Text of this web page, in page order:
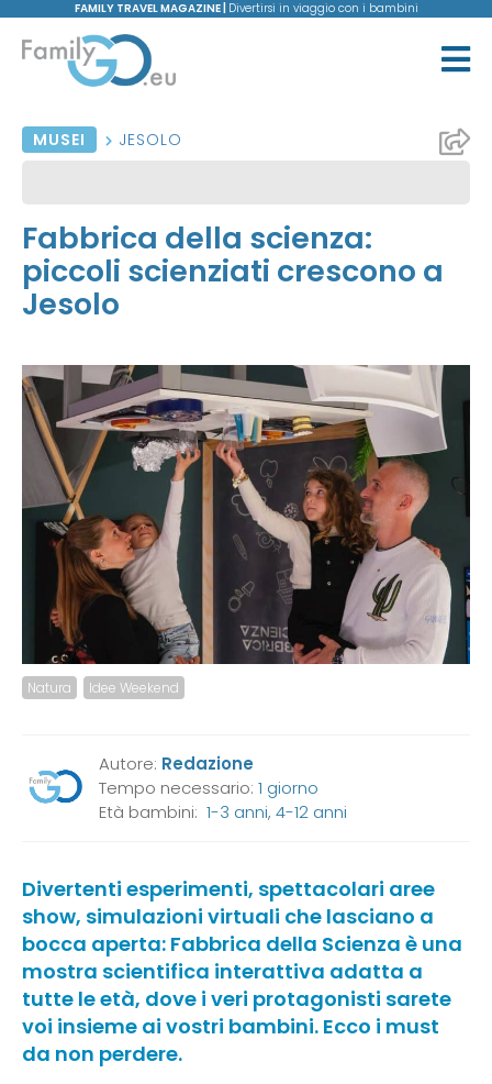
FAMILY TRAVEL MAGAZINE | Divertirsi in viaggio con i bambini
MUSEI JESOLO
Fabbrica della scienza:
piccoli scienziati crescono a
Jesolo
Natura Idee Weekend
Autore: Redazione
Tempo necessario: 1 giorno
Età bambini: 1-3 anni, 4-12 anni
Divertenti esperimenti, spettacolari aree
show, simulazioni virtuali che lasciano a
bocca aperta: Fabbrica della Scienza è una
mostra scientifica interattiva adatta a
tutte le età, dove i veri protagonisti sarete
voi insieme ai vostri bambini. Ecco i must
da non perdere.